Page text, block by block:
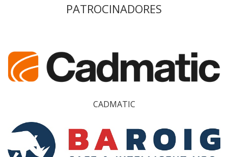
PATROCINADORES
CADMATIC